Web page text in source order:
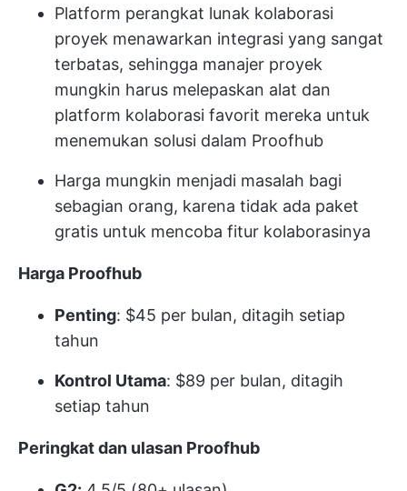
Platform perangkat lunak kolaborasi
proyek menawarkan integrasi yang sangat
terbatas, sehingga manajer proyek
mungkin harus melepaskan alat dan
platform kolaborasi favorit mereka untuk
menemukan solusi dalam Proofhub
Harga mungkin menjadi masalah bagi
sebagian orang, karena tidak ada paket
gratis untuk mencoba fitur kolaborasinya
Harga Proofhub
Penting: $45 per bulan, ditagih setiap
tahun
Kontrol Utama: $89 per bulan, ditagih
setiap tahun
Peringkat dan ulasan Proofhub